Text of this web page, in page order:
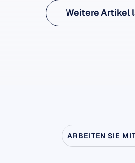
Weitere Artikel
ARBEITEN SIE